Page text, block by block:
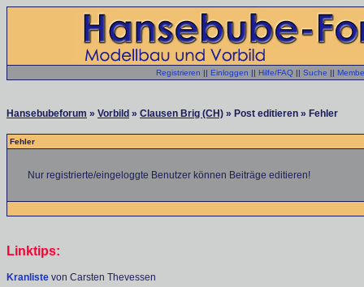
Registrieren || Einloggen || Hilfe/FAQ || Suche ||
Hansebubeforum » Vorbild » Clausen Brig (CH) » Post editieren » Fehler
Fehler
Nur registrierte/eingeloggte Benutzer können Beiträge editieren!
Linktips:
Kranliste von Carsten Thevessen